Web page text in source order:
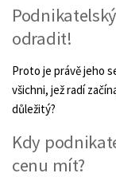
odradit!
Proto je právě jeho
všichni, jež radí
důležitý?
Kdy
cenu mít?